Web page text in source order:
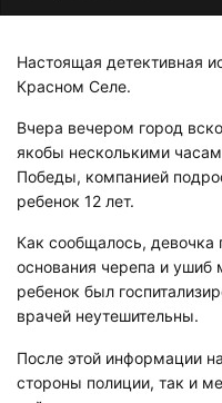
Настоящая детективная
Красном Селе.
Вчера вечером город
якобы несколькими
Победы, компанией
ребенок 12 лет.
Как сообщалось, девочка
основания черепа и ушиб
ребенок был
врачей неутешительны.
После этой информации
стороны полиции, так и